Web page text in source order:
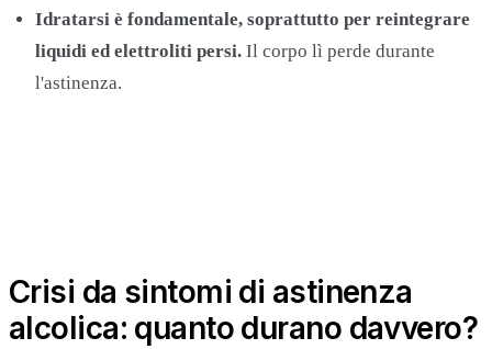
Idratarsi è fondamentale, soprattutto per reintegrare
liquidi ed elettroliti persi. Il corpo lì perde durante
l'astinenza.
Crisi da sintomi di astinenza
alcolica: quanto durano davvero?